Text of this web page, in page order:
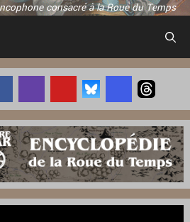
consacré à la Roue du Temps